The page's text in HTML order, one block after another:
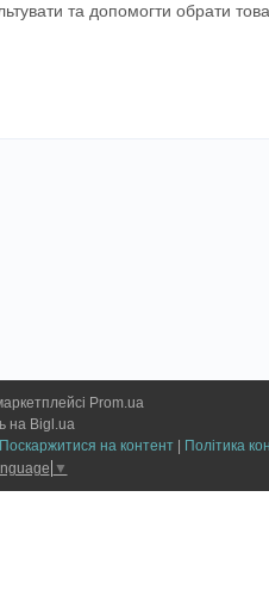
та допомогти обрати
Prom.ua
на Bigl.ua
Поскаржитися на контент
Політика
▼